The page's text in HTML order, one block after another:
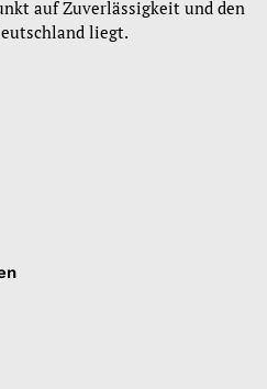
auf Zuverlässigkeit und den
liegt.